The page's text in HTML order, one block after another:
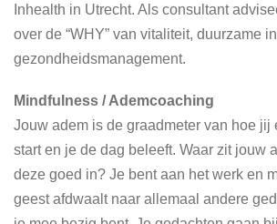
Inhealth in Utrecht. Als consultant
over de “WHY” van vitaliteit, duurzame
gezondheidsmanagement.
Mindfulness / Ademcoaching
Jouw adem is de graadmeter van hoe jij
start en je de dag beleeft. Waar zit jouw
deze goed in? Je bent aan het werk en
geest afdwaalt naar allemaal andere